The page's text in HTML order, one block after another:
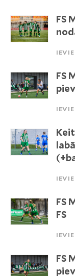
FS
FS
FS
FS
FS